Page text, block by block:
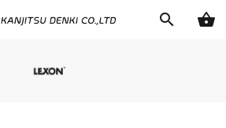
search shopping_basket